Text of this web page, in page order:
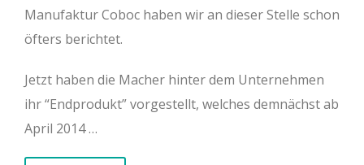
Manufaktur Coboc haben wir an dieser Stelle schon
öfters berichtet.
Jetzt haben die Macher hinter dem Unternehmen
ihr “Endprodukt” vorgestellt, welches demnächst ab
April 2014 …